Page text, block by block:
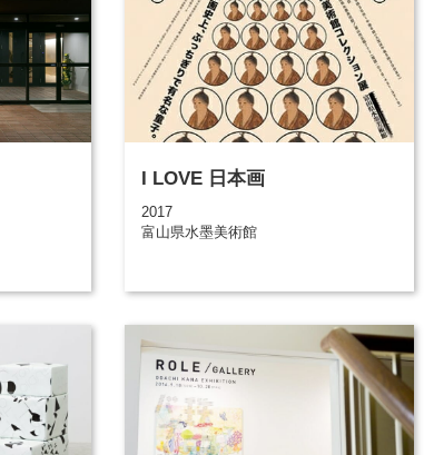
I LOVE 日本画
2017
富山県水墨美術館